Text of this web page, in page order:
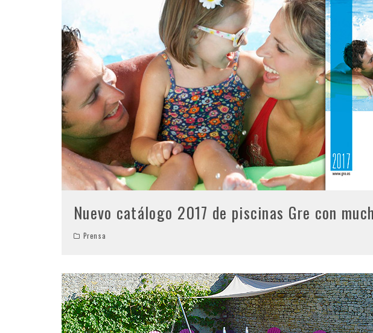
Nuevo catálogo 2017 de piscinas Gre con
Prensa